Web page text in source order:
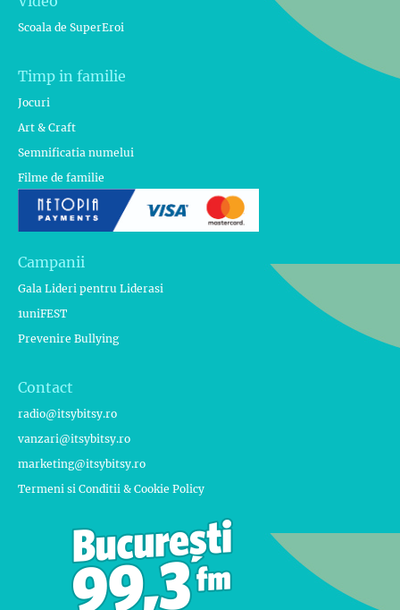
Scoala de SuperEroi
Timp in familie
Jocuri
Art & Craft
Semnificatia numelui
Filme de familie
Campanii
Gala Lideri pentru Liderasi
1uniFEST
Prevenire Bullying
Contact
radio@itsybitsy.ro
vanzari@itsybitsy.ro
marketing@itsybitsy.ro
Termeni si Conditii & Cookie Policy